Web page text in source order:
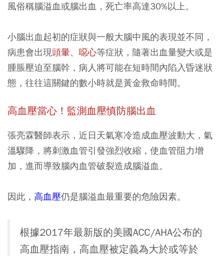
風俗稱腦溢血或腦出血，死亡率高達30%以上。
小腦出血起初的症狀與一般大腦中風的表現並不同，
病患會出現頭暈、噁心等症狀，隨著出血量變大或是
腫脹壓迫至腦幹，病人將可能在短時間內陷入昏迷狀
態，往往這關鍵的數小時就是黃金救命時間。
高血壓當心！監測血壓慎防腦出血
張亮霖醫師表示，近日天氣寒冷造成血壓波動大，氣
溫驟降，將刺激血管引發強烈收縮，使血管阻力增
加，進而導致腦內血管破裂造成腦溢血。
因此， 高血壓仍是腦溢血最重要的危險因素。
根據2017年最新版的美國ACC/AHA公布的
高血壓指南，高血壓被定義為大於或等於